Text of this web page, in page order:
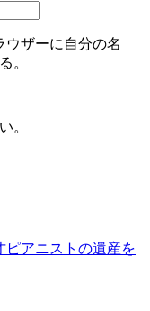
ウザーに自分の名
。
。
ピアニストの遺産を